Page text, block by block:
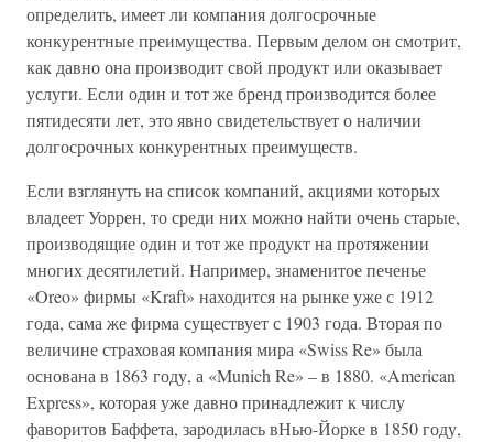
определить, имеет ли компания долгосрочные
конкурентные преимущества. Первым делом он смотрит,
как давно она производит свой продукт или оказывает
услуги. Если один и тот же бренд производится более
пятидесяти лет, это явно свидетельствует о наличии
долгосрочных конкурентных преимуществ.
Если взглянуть на список компаний, акциями которых
владеет Уоррен, то среди них можно найти очень старые,
производящие один и тот же продукт на протяжении
многих десятилетий. Например, знаменитое печенье
«Oreo» фирмы «Kraft» находится на рынке уже с 1912
года, сама же фирма существует с 1903 года. Вторая по
величине страховая компания мира «Swiss Re» была
основана в 1863 году, а «Munich Re» – в 1880. «American
Express», которая уже давно принадлежит к числу
фаворитов Баффета, зародилась вНью-Йорке в 1850 году,